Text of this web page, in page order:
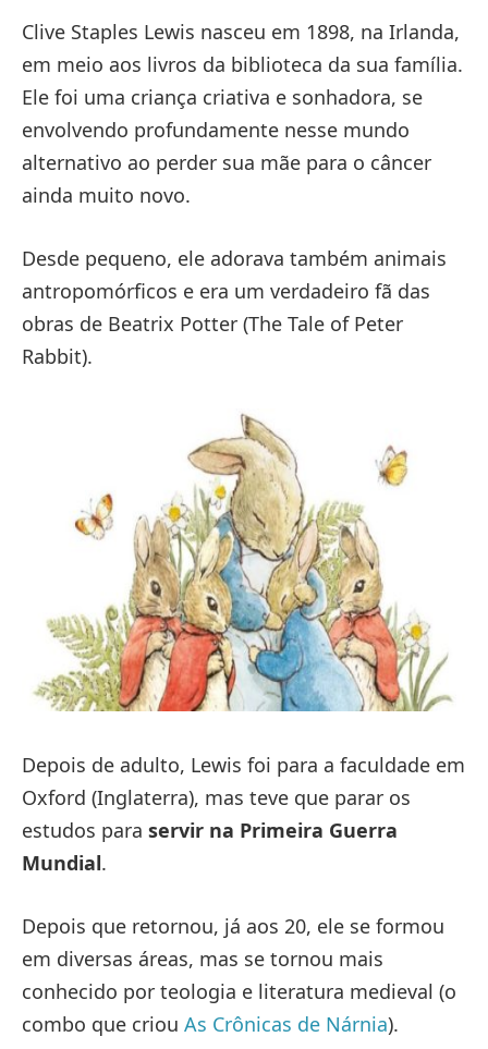
Clive Staples Lewis nasceu em 1898, na Irlanda,
em meio aos livros da biblioteca da sua família.
Ele foi uma criança criativa e sonhadora, se
envolvendo profundamente nesse mundo
alternativo ao perder sua mãe para o câncer
ainda muito novo.
Desde pequeno, ele adorava também animais
antropomórficos e era um verdadeiro fã das
obras de Beatrix Potter (The Tale of Peter
Rabbit).
Depois de adulto, Lewis foi para a faculdade em
Oxford (Inglaterra), mas teve que parar os
estudos para servir na Primeira Guerra
Mundial.
Depois que retornou, já aos 20, ele se formou
em diversas áreas, mas se tornou mais
conhecido por teologia e literatura medieval (o
combo que criou As Crônicas de Nárnia).